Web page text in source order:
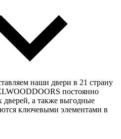
наши двери в 21 страну
постоянно
дверей, а также выгодные
ключевыми элементами в